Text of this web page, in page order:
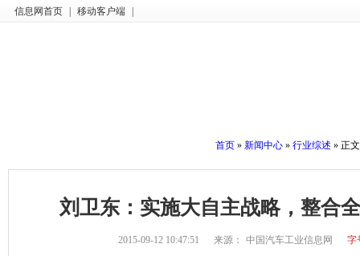
信息网首页 移动客户端
首页 » 新闻中心 » 行业综述 » 正文
刘卫东：实施大自主战略，整合
2015-09-12 10:47:51 来源： 中国汽车工业信息网 字